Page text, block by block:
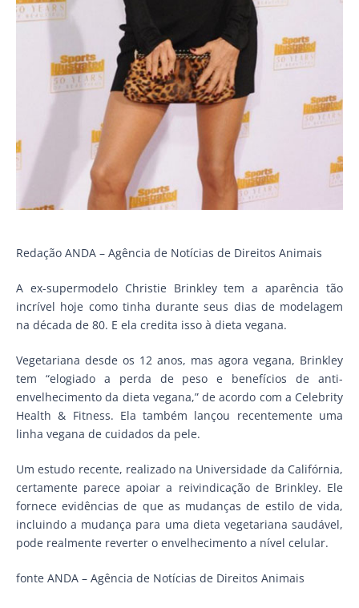
Redação ANDA – Agência de Notícias de Direitos Animais
A ex-supermodelo Christie Brinkley tem a aparência tão
incrível hoje como tinha durante seus dias de modelagem
na década de 80. E ela credita isso à dieta vegana.
Vegetariana desde os 12 anos, mas agora vegana, Brinkley
tem “elogiado a perda de peso e benefícios de anti-
envelhecimento da dieta vegana,” de acordo com a Celebrity
Health & Fitness. Ela também lançou recentemente uma
linha vegana de cuidados da pele.
Um estudo recente, realizado na Universidade da Califórnia,
certamente parece apoiar a reivindicação de Brinkley. Ele
fornece evidências de que as mudanças de estilo de vida,
incluindo a mudança para uma dieta vegetariana saudável,
pode realmente reverter o envelhecimento a nível celular.
fonte ANDA – Agência de Notícias de Direitos Animais